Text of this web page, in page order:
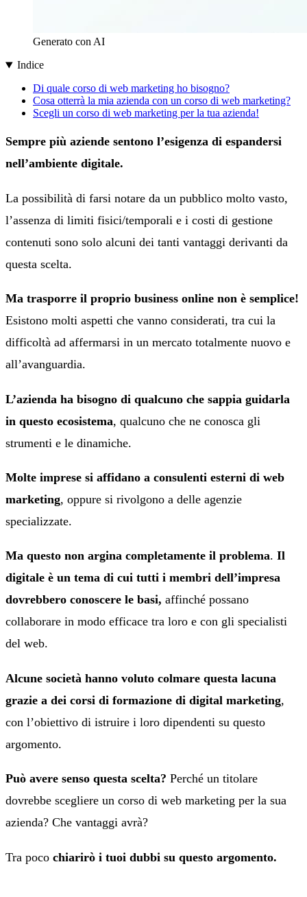
Generato con AI
Indice
Di quale corso di web marketing ho bisogno?
Cosa otterrà la mia azienda con un corso di web marketing?
Scegli un corso di web marketing per la tua azienda!
Sempre più aziende sentono l’esigenza di espandersi
nell’ambiente digitale.
La possibilità di farsi notare da un pubblico molto vasto,
l’assenza di limiti fisici/temporali e i costi di gestione
contenuti sono solo alcuni dei tanti vantaggi derivanti da
questa scelta.
Ma trasporre il proprio business online non è semplice!
Esistono molti aspetti che vanno considerati, tra cui la
difficoltà ad affermarsi in un mercato totalmente nuovo e
all’avanguardia.
L’azienda ha bisogno di qualcuno che sappia guidarla
in questo ecosistema, qualcuno che ne conosca gli
strumenti e le dinamiche.
Molte imprese si affidano a consulenti esterni di web
marketing, oppure si rivolgono a delle agenzie
specializzate.
Ma questo non argina completamente il problema. Il
digitale è un tema di cui tutti i membri dell’impresa
dovrebbero conoscere le basi, affinché possano
collaborare in modo efficace tra loro e con gli specialisti
del web.
Alcune società hanno voluto colmare questa lacuna
grazie a dei corsi di formazione di digital marketing,
con l’obiettivo di istruire i loro dipendenti su questo
argomento.
Può avere senso questa scelta? Perché un titolare
dovrebbe scegliere un corso di web marketing per la sua
azienda? Che vantaggi avrà?
Tra poco chiarirò i tuoi dubbi su questo argomento.